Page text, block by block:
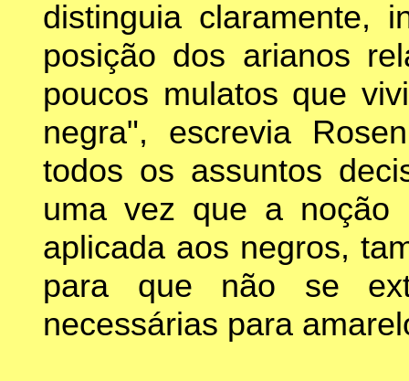
distinguia claramente,
posição dos arianos
poucos mulatos que
negra", escrevia
todos os assuntos
uma vez que a noção
aplicada aos negros,
para que não se
necessárias para